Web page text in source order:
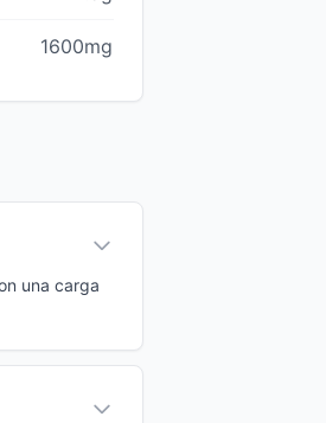
1600mg
una carga